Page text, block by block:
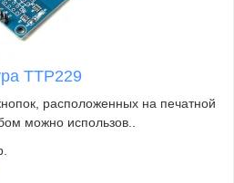
TTP229
расположенных на печатной
можно использов..